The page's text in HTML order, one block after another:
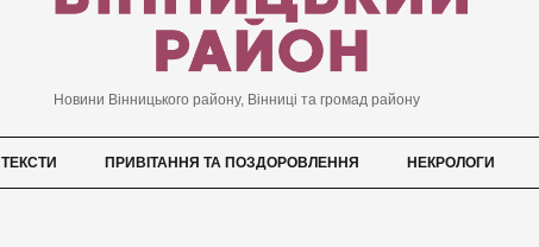
Новини Вінницького району, Вінниці та громад району
ТЕКСТИ ПРИВІТАННЯ ТА ПОЗДОРОВЛЕННЯ НЕКРОЛОГИ